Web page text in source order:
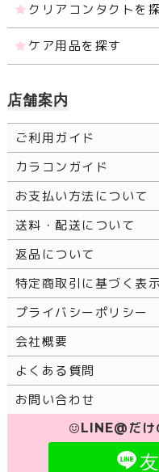
クリアコンタクトを
ケア用品を探す
店舗案内
ご利用ガイド
カラコンガイド
お支払い方法について
送料・配送について
返品について
特定商取引に基づく表示
プライバシーポリシー
会社概要
よくある質問
お問い合わせ
LINE@だけ